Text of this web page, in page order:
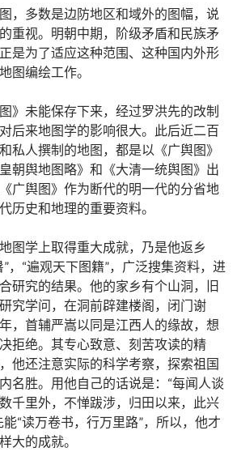
，多数是边防地区和域外的图幅，说
重视。明朝中期，阶级矛盾和民族矛
是为了适应这种范围、这种国内外形
图编绘工作。
》未能保存下来，经过罗洪先的改制
后来地图学的影响很大。此后近二百
私人撰制的地图，都是以《广舆图》
朝舆地图略》和《大清一统舆图》出
广舆图》作为断代的明一代的分省地
历史和地理的重要资料。
图学上取得重大成就，乃是他返乡
，“遍观天下图籍”，广泛搜集资料，进
研究的结果。他的家乡有个山洞，旧
究学问，在洞前辟建楼阁，闭门谢
，首辅严嵩以同是江西人的缘故，想
拒绝。其专心致意、刻苦攻读的精
他还注意实际的科学考察，探索祖国
名胜。用他自己的话说是：“每闻人谈
千里外，不惮跋涉，归田以来，此兴
“读万卷书，行万里路”，所以，他才
大的成就。